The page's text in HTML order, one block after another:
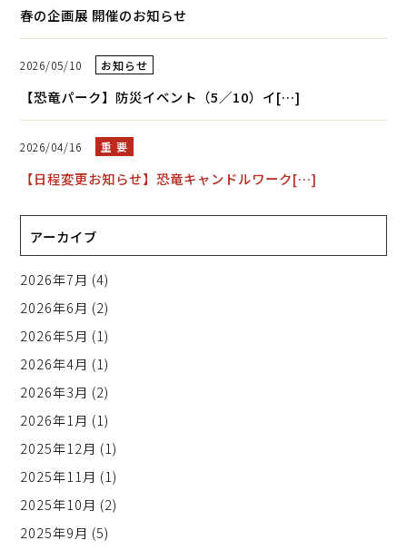
春の企画展 開催のお知らせ
2026/05/10 お知らせ
【恐竜パーク】防災イベント（5／10）イ[…]
2026/04/16 重 要
【日程変更お知らせ】恐竜キャンドルワーク[…]
アーカイブ
2026年7月 (4)
2026年6月 (2)
2026年5月 (1)
2026年4月 (1)
2026年3月 (2)
2026年1月 (1)
2025年12月 (1)
2025年11月 (1)
2025年10月 (2)
2025年9月 (5)